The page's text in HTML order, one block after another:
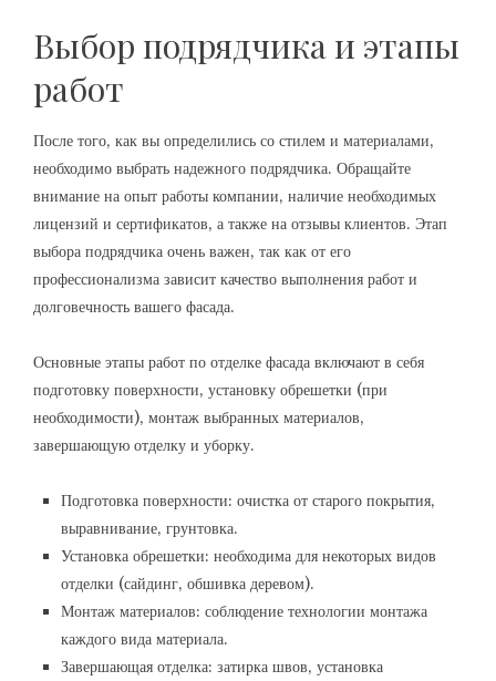
Выбор подрядчика и этапы
работ
После того‚ как вы определились со стилем и материалами‚
необходимо выбрать надежного подрядчика. Обращайте
внимание на опыт работы компании‚ наличие необходимых
лицензий и сертификатов‚ а также на отзывы клиентов. Этап
выбора подрядчика очень важен‚ так как от его
профессионализма зависит качество выполнения работ и
долговечность вашего фасада.
Основные этапы работ по отделке фасада включают в себя
подготовку поверхности‚ установку обрешетки (при
необходимости)‚ монтаж выбранных материалов‚
завершающую отделку и уборку.
Подготовка поверхности: очистка от старого покрытия‚
выравнивание‚ грунтовка.
Установка обрешетки: необходима для некоторых видов
отделки (сайдинг‚ обшивка деревом).
Монтаж материалов: соблюдение технологии монтажа
каждого вида материала.
Завершающая отделка: затирка швов‚ установка